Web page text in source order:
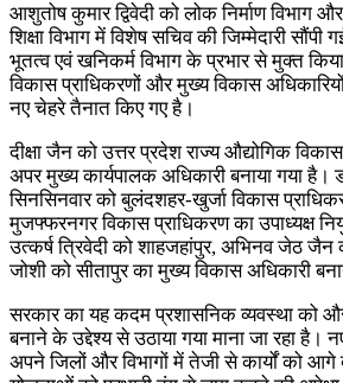
आशुतोष कुमार द्विवेदी को लोक निर्माण विभाग
शिक्षा विभाग में विशेष सचिव की जिम्मेदारी
भूतत्व एवं खनिकर्म विभाग के प्रभार से मुक्त
विकास प्राधिकरणों और मुख्य विकास
नए चेहरे तैनात किए गए है।
दीक्षा जैन को उत्तर प्रदेश राज्य औद्योगिक
अपर मुख्य कार्यपालक अधिकारी बनाया गया है।
सिनसिनवार को बुलंदशहर-खुर्जा विकास
मुजफ्फरनगर विकास प्राधिकरण का उपाध्यक्ष
उत्कर्ष त्रिवेदी को शाहजहांपुर, अभिनव जेठ जैन
जोशी को सीतापुर का मुख्य विकास अधिकारी
सरकार का यह कदम प्रशासनिक व्यवस्था को
बनाने के उद्देश्य से उठाया गया माना जा रहा है।
अपने जिलों और विभागों में तेजी से कार्यों को